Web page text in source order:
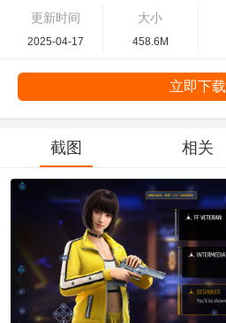
更新时间
2025-04-17
大小
458.6M
立即下载
截图 相关